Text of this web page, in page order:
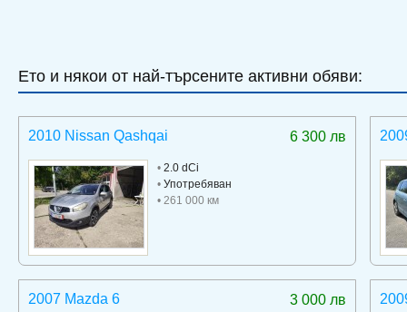
Ето и някои от най-търсените активни обяви:
6 300 лв
2010 Nissan Qashqai
• 2.0 dCi
• Употребяван
• 261 000 км
3 000 лв
2007 Mazda 6